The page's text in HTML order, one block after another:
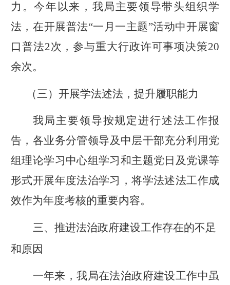
力。今年以来，我局主要领导带头组织学
法，在开展普法“一月一主题”活动中开展窗
口普法2次，参与重大行政许可事项决策20
余次。
（三）开展学法述法，提升履职能力
我局主要领导按规定进行述法工作报
告， 各业务分管领导及中层干部充分利用党
组理论学习中心组学习和主题党日及党课等
形式开展年度法治学习 ，将学法述法工作成
效作为年度考核的重要内容。
三、推进法治政府建设工作存在的不足
和原因
一年来，我局在法治政府建设工作中虽